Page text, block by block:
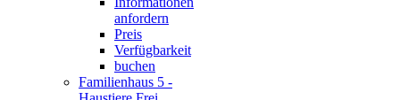
anfordern
Preis
Verfügbarkeit
buchen
Familienhaus 5 -